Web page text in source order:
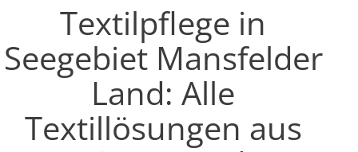
Textilpflege in
Seegebiet Mansfelder
Land: Alle
Textillösungen aus